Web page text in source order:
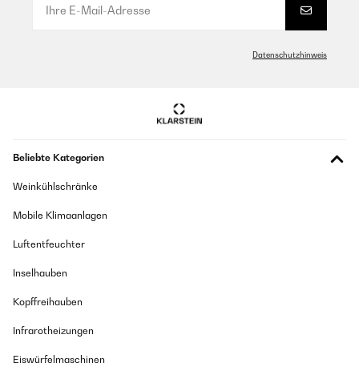
Datenschutzhinweis
Beliebte Kategorien
Weinkühlschränke
Mobile Klimaanlagen
Luftentfeuchter
Inselhauben
Kopffreihauben
Infrarotheizungen
Eiswürfelmaschinen